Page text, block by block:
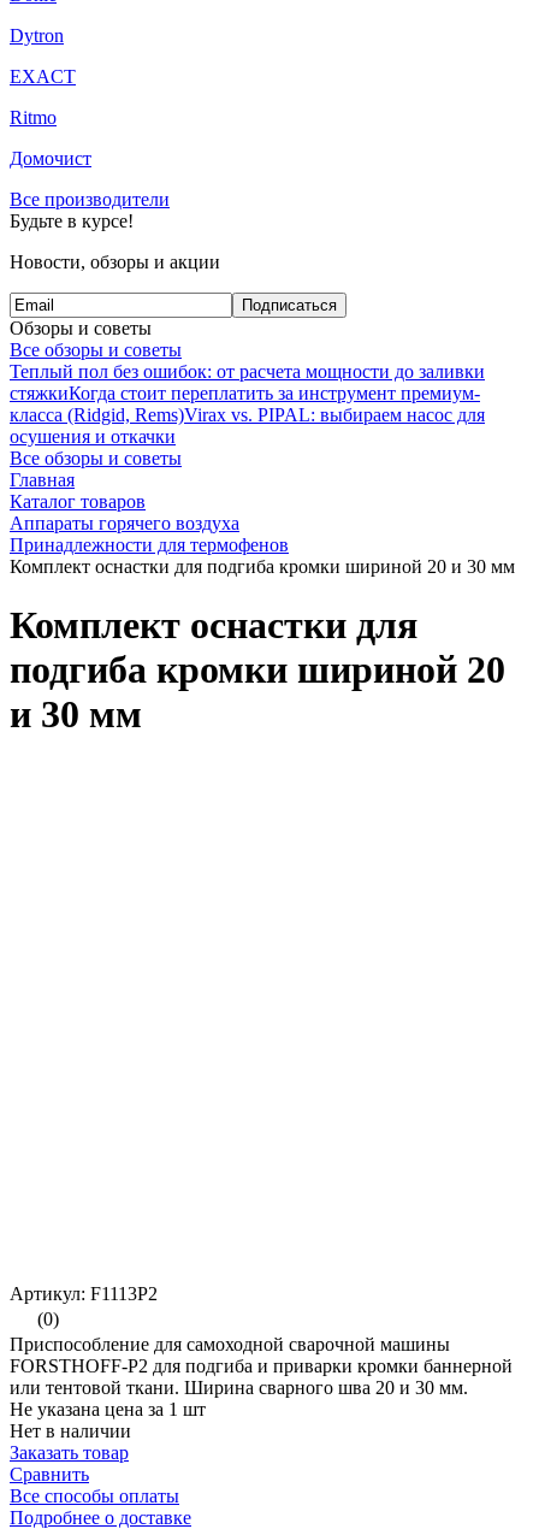
Dytron
EXACT
Ritmo
Домочист
Все производители
Будьте в курсе!
Новости, обзоры и акции
Подписаться
Обзоры и советы
Все обзоры и советы
Теплый пол без ошибок: от расчета мощности до заливки
стяжкиКогда стоит переплатить за инструмент премиум-
класса (Ridgid, Rems)Virax vs. PIPAL: выбираем насос для
осушения и откачки
Все обзоры и советы
Главная
Каталог товаров
Аппараты горячего воздуха
Принадлежности для термофенов
Комплект оснастки для подгиба кромки шириной 20 и 30 мм
Комплект оснастки для
подгиба кромки шириной 20
и 30 мм
Артикул: F1113P2
(0)
Приспособление для самоходной сварочной машины
FORSTHOFF-P2 для подгиба и приварки кромки баннерной
или тентовой ткани. Ширина сварного шва 20 и 30 мм.
Не указана цена за 1 шт
Нет в наличии
Заказать товар
Сравнить
Все способы оплаты
Подробнее о доставке